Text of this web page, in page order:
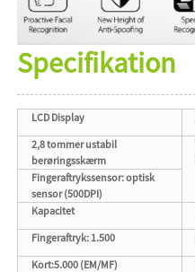
Specifikation
LCD Display
2,8 tommer ustabil
berøringsskærm
Fingeraftrykssensor: optisk
sensor (500DPI)
Kapacitet
Fingeraftryk: 1.500
Kort:5.000 (EM/MF)